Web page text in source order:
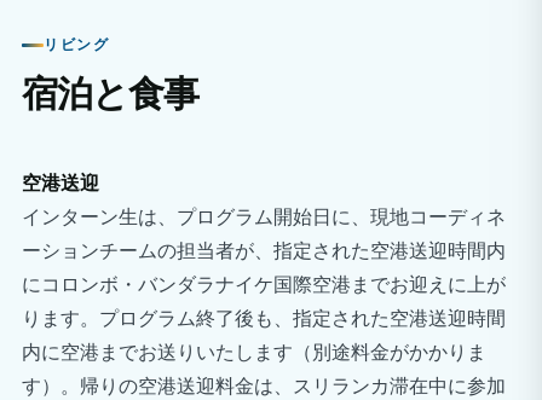
リビング
宿泊と食事
空港送迎
インターン生は、プログラム開始日に、現地コーディネ
ーションチームの担当者が、指定された空港送迎時間内
にコロンボ・バンダラナイケ国際空港までお迎えに上が
ります。プログラム終了後も、指定された空港送迎時間
内に空港までお送りいたします（別途料金がかかりま
す）。帰りの空港送迎料金は、スリランカ滞在中に参加